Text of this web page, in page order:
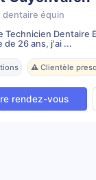
dentaire équin
Technicien Dentaire
de 26 ans, j'ai ...
⚠️ Clientèle
rendez-vous